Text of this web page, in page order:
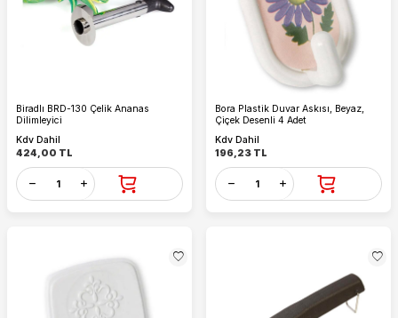
Biradlı BRD-130 Çelik Ananas
Dilimleyici
Kdv Dahil
424,00 TL
Bora Plastik Duvar Askısı, Beyaz,
Çiçek Desenli 4 Adet
Kdv Dahil
196,23 TL